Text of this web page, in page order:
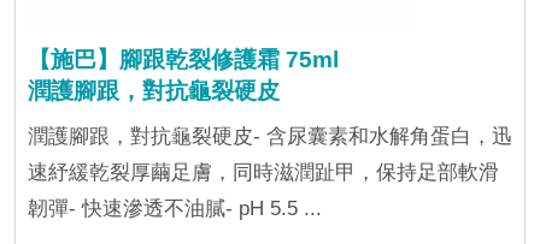
【施巴】腳跟乾裂修護霜 75ml
潤護腳跟，對抗龜裂硬皮
潤護腳跟，對抗龜裂硬皮- 含尿囊素和水解角蛋白，迅
速紓緩乾裂厚繭足膚，同時滋潤趾甲，保持足部軟滑
韌彈- 快速滲透不油膩- pH 5.5 ...